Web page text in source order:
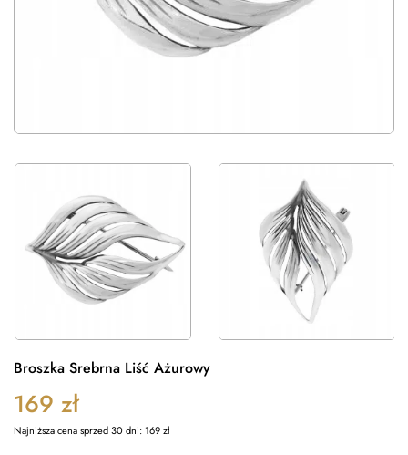
Broszka Srebrna Liść Ażurowy
169 zł
Najniższa cena sprzed 30 dni:169zł